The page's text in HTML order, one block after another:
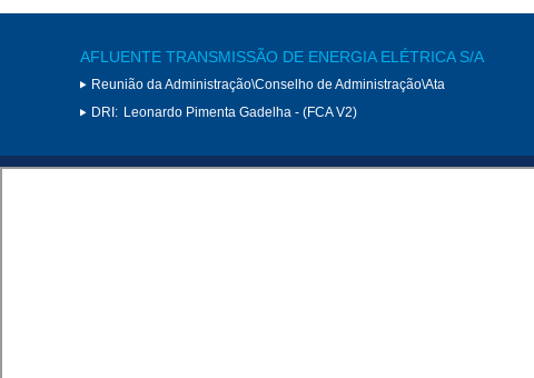
AFLUENTE TRANSMISSÃO DE ENERGIA ELÉTRICA S/A
Reunião da Administração\Conselho de Administração\Ata
DRI: Leonardo Pimenta Gadelha - (FCA V2)